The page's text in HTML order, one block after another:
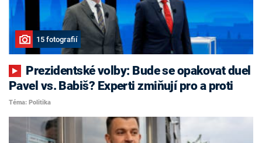
15 fotografií
Pavel vs. Babiš? Experti zmiňují pro a proti
Téma: Politika